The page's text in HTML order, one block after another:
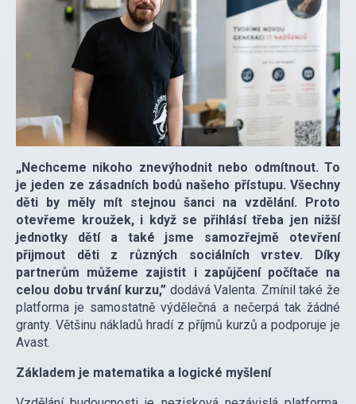
„Nechceme nikoho znevýhodnit nebo odmítnout. To
je jeden ze zásadních bodů našeho přístupu. Všechny
děti by měly mít stejnou šanci na vzdělání. Proto
otevřeme kroužek, i když se přihlásí třeba jen nižší
jednotky dětí a také jsme samozřejmě otevření
přijmout děti z různých sociálních vrstev. Díky
partnerům můžeme zajistit i zapůjčení počítače na
celou dobu trvání kurzu,” dodává Valenta. Zmínil také že
platforma je samostatně výdělečná a nečerpá tak žádné
granty. Většinu nákladů hradí z příjmů kurzů a podporuje je
Avast.
Základem je matematika a logické myšlení